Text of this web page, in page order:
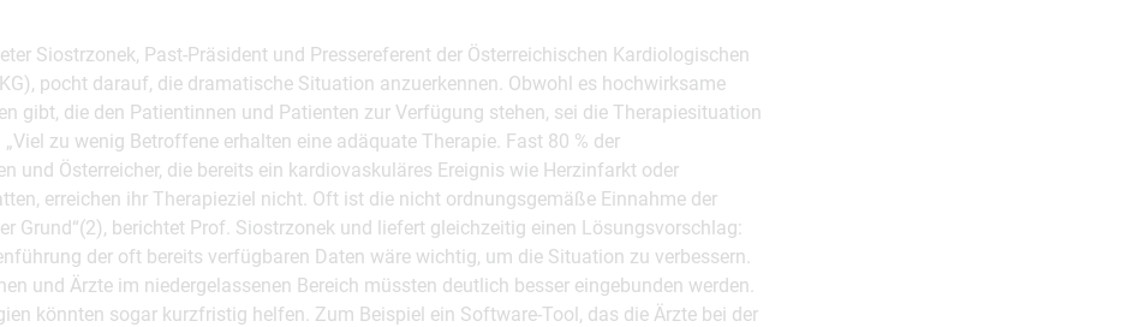
Siostrzonek, Past-Präsident und Pressereferent der Österreichischen Kardiologischen
pocht darauf, die dramatische Situation anzuerkennen. Obwohl es hochwirksame
gibt, die den Patientinnen und Patienten zur Verfügung stehen, sei die Therapiesituation
zu wenig Betroffene erhalten eine adäquate Therapie. Fast 80 % der
und Österreicher, die bereits ein kardiovaskuläres Ereignis wie Herzinfarkt oder
erreichen ihr Therapieziel nicht. Oft ist die nicht ordnungsgemäße Einnahme der
Grund“(2), berichtet Prof. Siostrzonek und liefert gleichzeitig einen Lösungsvorschlag:
der oft bereits verfügbaren Daten wäre wichtig, um die Situation zu verbessern.
und Ärzte im niedergelassenen Bereich müssten deutlich besser eingebunden werden.
könnten sogar kurzfristig helfen. Zum Beispiel ein Software-Tool, das die Ärzte bei der